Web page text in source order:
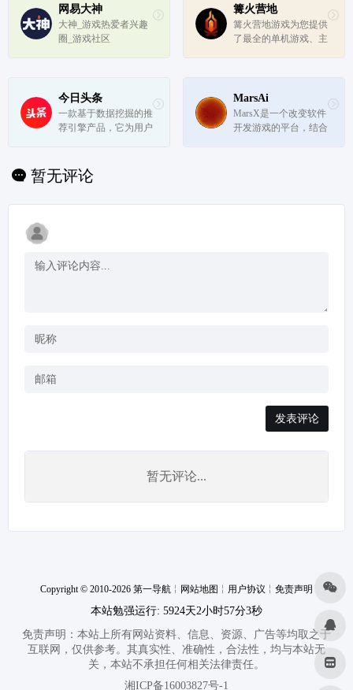
的解答」为品牌使命
移动互联网等各数字相
关领域.致力于整合数
字业界信息,受益于访
网易大神
大神_游戏热爱者兴趣
圈_游戏社区
篝火营地
篝火营地游戏为您提供
了最全的单机游戏、主
到篝火营地，精品游戏
等你探索！
今日头条
一款基于数据挖掘的推
荐引擎产品，它为用户
信息的新型服务
MarsAi
MarsX是一个改变软件
开发游戏的平台，结合
暂无评论
发表评论
暂无评论...
Copyright © 2010-2026 第一导航 ╎ 网站地图 ╎ 用户协议 ╎ 免责声明
本站勉强运行: 5924天2小时57分3秒
免责声明：本站上所有网站资料、信息、资源、广告等均取之于
互联网，仅供参考。其真实性、准确性，合法性，均与本站无
关，本站不承担任何相关法律责任。
湘ICP备16003827号-1